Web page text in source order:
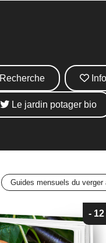
Recherche
Le jardin potager bio
Guides mensuels du verger
- 12